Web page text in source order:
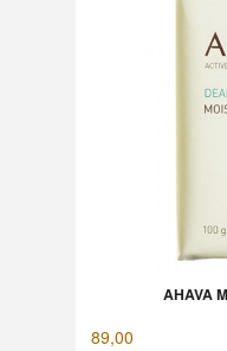
AHAVA
89,00